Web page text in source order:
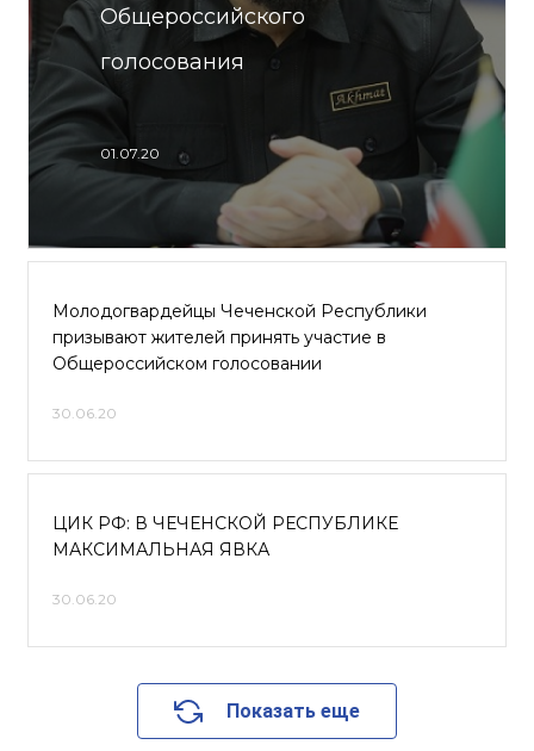
Общероссийского
голосования
01.07.20
Молодогвардейцы Чеченской Республики
призывают жителей принять участие в
Общероссийском голосовании
30.06.20
ЦИК РФ: В ЧЕЧЕНСКОЙ РЕСПУБЛИКЕ
МАКСИМАЛЬНАЯ ЯВКА
30.06.20
Показать еще